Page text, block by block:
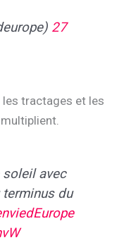
27
les tractages et les
soleil avec
terminus du